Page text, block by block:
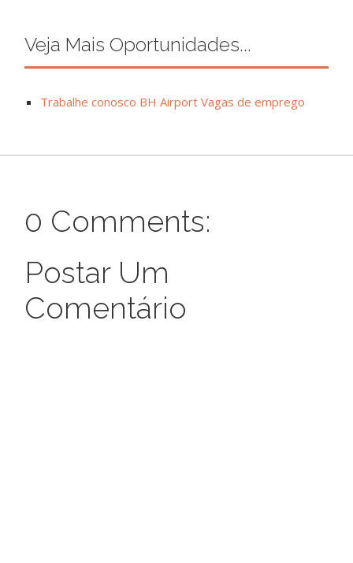
Veja Mais Oportunidades...
Trabalhe conosco BH Airport Vagas de emprego
0 Comments:
Postar Um
Comentário